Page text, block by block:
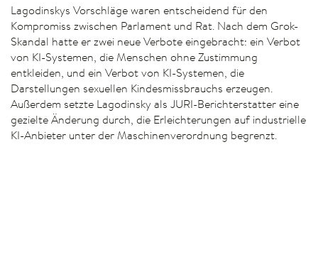
Lagodinskys Vorschläge waren entscheidend für den
Kompromiss zwischen Parlament und Rat. Nach dem Grok-
Skandal hatte er zwei neue Verbote eingebracht: ein Verbot
von KI-Systemen, die Menschen ohne Zustimmung
entkleiden, und ein Verbot von KI-Systemen, die
Darstellungen sexuellen Kindesmissbrauchs erzeugen.
Außerdem setzte Lagodinsky als JURI-Berichterstatter eine
gezielte Änderung durch, die Erleichterungen auf industrielle
KI-Anbieter unter der Maschinenverordnung begrenzt.